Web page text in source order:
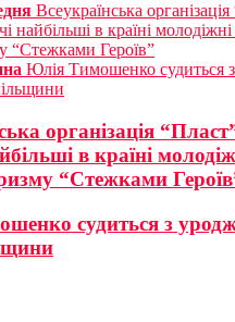
Всеукраїнська
найбільші в країні
“Стежками Героїв”
Юлія Тимошенко судиться
організація
в країні
“Стежками
судиться з